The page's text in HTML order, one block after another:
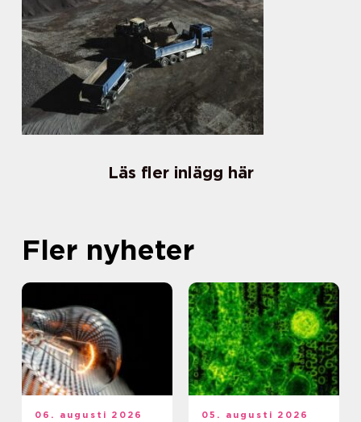
Läs fler inlägg här
Fler nyheter
06. augusti 2026 05. augusti 2026